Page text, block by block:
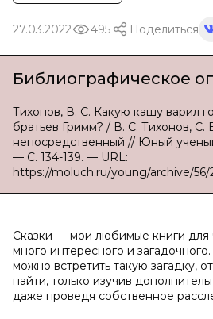
27.03.2022 495 Поделиться
Библиографическое
Тихонов, В. С. Какую кашу варил
братьев Гримм? / В. С. Тихонов, С.
непосредственный // Юный
— С. 134-139. — URL:
https://moluch.ru/young/archive/56/
Сказки — мои любимые книги для
много интересного и
можно встретить такую загадку,
найти, только изучив
даже проведя собственное